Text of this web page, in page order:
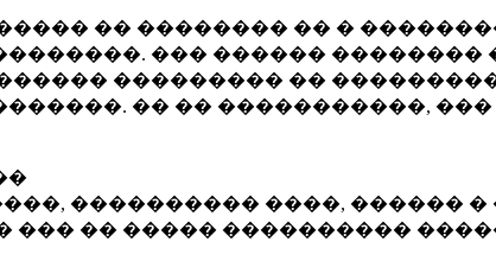
�� �������� �� �
��� ������
��������� ��
�� �� �����������,
���������� ����, ������
��� �� ����� ����������